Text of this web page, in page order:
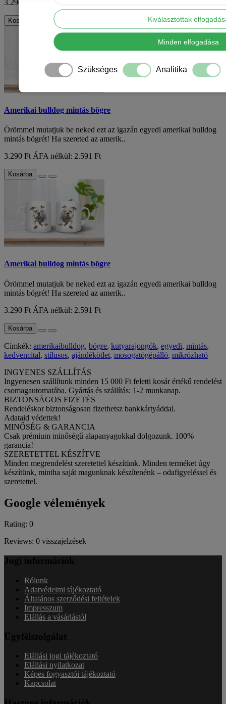
3.290 Ft
ÁFA nélkül: 2.591 Ft
Kosárba
Amerikai bulldog mintás bögre
Örömmel mutatjuk be neked ezt az igazán egyedi amerikai bulldog
mintás bögrét! Ha szereted az amerik..
3.290 Ft ÁFA nélkül: 2.591 Ft
Kosárba
Amerikai bulldog mintás bögre
Örömmel mutatjuk be neked ezt az igazán egyedi amerikai bulldog
mintás bögrét! Ha szereted az amerik..
3.290 Ft ÁFA nélkül: 2.591 Ft
Kosárba
Címkék: amerikaibulldog, bögre, kutyarajongók, egyedi, mintás,
kedvencital, stílusos, ajándékötlet, mosogatógépálló, mikrózható
INGYENES SZÁLLÍTÁS
Ingyenesen szállítunk minden 15 000 Ft feletti kosár értékű rendelést
csomagautomatába. Gyártás és szállítás: 1-2 munkanap.
BIZTONSÁGOS FIZETÉS
Rendeléskor biztonságosan fizethetsz bankkártyáddal.
Adataid védettek!
MINŐSÉG & GARANCIA
Csak prémium minőségű alapanyagokkal dolgozunk. 100%
garancia!
SZERETETTEL KÉSZÍTVE
Minden megrendelést szeretettel készítünk. Minden terméket úgy
készítünk, mintha saját magunknak készítenénk – odafigyeléssel és
szeretettel.
Google vélemények
Rating: 0
Reviews: 0 visszajelzések
Jogi információk
Rólunk
Adatvédelmi tájékoztató
Általános szerződési feltételek
Impresszum
Elállás a vásárlástól
Ügyfélszolgálat
Elállási jogi tájékoztató
Elállási nyilatkozat
Képes fogyasztói tájékoztató
Kapcsolat
Kiválasztottak
Minden elfogadása
Szükséges Analitika